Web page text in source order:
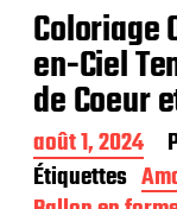
Coloriage
en-Ciel
de Coeur
D
a
t
août 1, 2024
Étiquettes